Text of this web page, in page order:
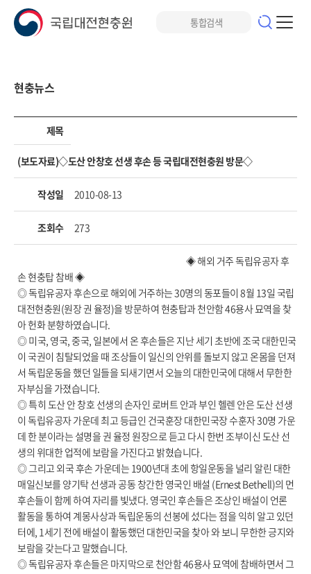
현충뉴스
제목
(보도자료)◇도산 안창호 선생 후손 등 국립대전현충원 방문◇
작성일 2010-08-13
조회수 273
◈ 해외 거주 독립유공자 후
손 현충탑 참배 ◈
◎ 독립유공자 후손으로 해외에 거주하는 30명의 동포들이 8월 13일 국립
대전현충원(원장 권 율정)을 방문하여 현충탑과 천안함 46용사 묘역을 찾
아 헌화 분향하였습니다.
◎ 미국, 영국, 중국, 일본에서 온 후손들은 지난 세기 초반에 조국 대한민국
이 국권이 침탈되었을 때 조상들이 일신의 안위를 돌보지 않고 온몸을 던져
서 독립운동을 했던 일들을 되새기면서 오늘의 대한민국에 대해서 무한한
자부심을 가졌습니다.
◎ 특히 도산 안 창호 선생의 손자인 로버트 안과 부인 헬렌 안은 도산 선생
이 독립유공자 가운데 최고 등급인 건국훈장 대한민국장 수훈자 30명 가운
데 한 분이라는 설명을 권 율정 원장으로 듣고 다시 한번 조부이신 도산 선
생의 위대한 업적에 보람을 가진다고 밝혔습니다.
◎ 그리고 외국 후손 가운데는 1900년대 초에 항일운동을 널리 알린 대한
매일신보를 양기탁 선생과 공동 창간한 영국인 배설 (Ernest Bethell)의 먼
후손들이 함께 하여 자리를 빛냈다. 영국인 후손들은 조상인 배설이 언론
활동을 통하여 계몽사상과 독립운동의 선봉에 섰다는 점을 익히 알고 있던
터에, 1세기 전에 배설이 활동했던 대한민국을 찾아 와 보니 무한한 긍지와
보람을 갖는다고 말했습니다.
◎ 독립유공자 후손들은 마지막으로 천안함 46용사 묘역에 참배하면서 그